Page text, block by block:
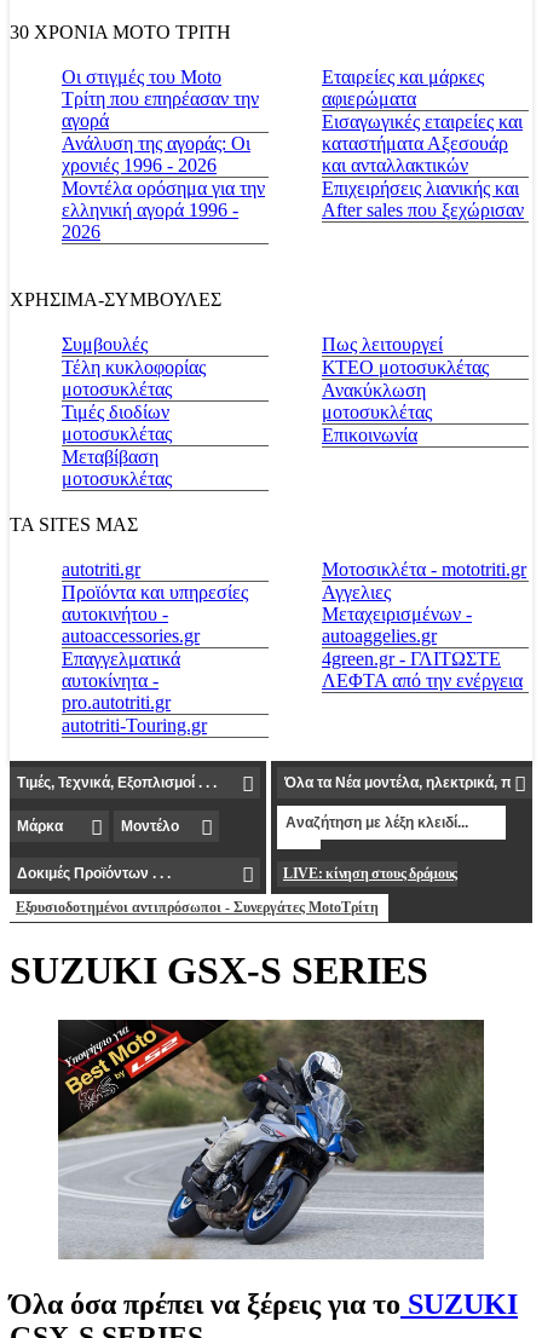
30 ΧΡΟΝΙΑ MOTO ΤΡΙΤΗ
Οι στιγμές του Moto
Τρίτη που επηρέασαν την
αγορά
Ανάλυση της αγοράς: Οι
χρονιές 1996 - 2026
Μοντέλα ορόσημα για την
ελληνική αγορά 1996 -
2026
Εταιρείες και μάρκες
αφιερώματα
Εισαγωγικές εταιρείες και
καταστήματα Αξεσουάρ
και ανταλλακτικών
Επιχειρήσεις λιανικής και
After sales που ξεχώρισαν
ΧΡΗΣΙΜΑ-ΣΥΜΒΟΥΛΕΣ
Συμβουλές
Τέλη κυκλοφορίας
μοτοσυκλέτας
Τιμές διοδίων
μοτοσυκλέτας
Μεταβίβαση
μοτοσυκλέτας
Πως λειτουργεί
ΚΤΕΟ μοτοσυκλέτας
Ανακύκλωση
μοτοσυκλέτας
Επικοινωνία
ΤΑ SITES ΜΑΣ
autotriti.gr
Προϊόντα και υπηρεσίες
αυτοκινήτου -
autoaccessories.gr
Επαγγελματικά
αυτοκίνητα -
pro.autotriti.gr
autotriti-Touring.gr
Μοτοσικλέτα - mototriti.gr
Αγγελιες
Μεταχειρισμένων -
autoaggelies.gr
4green.gr - ΓΛΙΤΩΣΤΕ
ΛΕΦΤΑ από την ενέργεια
LIVE: κίνηση στους δρόμους
Εξουσιοδοτημένοι αντιπρόσωποι - Συνεργάτες MotoΤρίτη
SUZUKI GSX-S SERIES
Όλα όσα πρέπει να ξέρεις για το SUZUKI